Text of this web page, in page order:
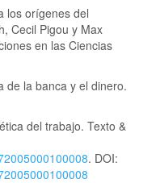
los orígenes del
Cecil Pigou y Max
en las Ciencias
de la banca y el dinero.
del trabajo. Texto &
. DOI: